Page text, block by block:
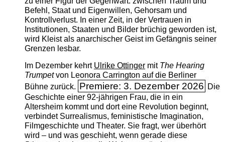
Befehl, Staat und Eigenwillen, Gehorsam und
Kontrollverlust. In einer Zeit, in der Vertrauen in
Institutionen, Staaten und Bilder brüchig geworden ist,
wird Kleist als anarchischer Geist im Gefängnis seiner
Grenzen lesbar.
Im Dezember kehrt Ulrike Ottingermit The ­Hearing
Trumpetvon Leonora Carrington auf die Berliner
Bühne zurück. Premiere: 3. Dezember 2026 Die
Geschichte einer 92-jährigen Frau, die in ein
Altersheim kommt und dort eine Revolution beginnt,
verbindet Surrealismus, feministische Imagination,
Filmgeschichte und Theater. Sie fragt, wer überhört
wird – und was geschieht, wenn gerade diese